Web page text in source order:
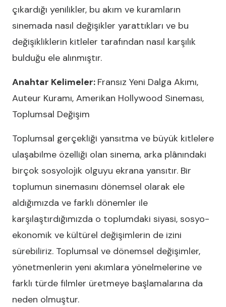
çıkardığı yenilikler, bu akım ve kuramların
sinemada nasıl değişikler yarattıkları ve bu
değişikliklerin kitleler tarafından nasıl karşılık
bulduğu ele alınmıştır.
Anahtar Kelimeler: Fransız Yeni Dalga Akımı,
Auteur Kuramı, Amerikan Hollywood Sineması,
Toplumsal Değişim
Toplumsal gerçekliği yansıtma ve büyük kitlelere
ulaşabilme özelliği olan sinema, arka plânındaki
birçok sosyolojik olguyu ekrana yansıtır. Bir
toplumun sinemasını dönemsel olarak ele
aldığımızda ve farklı dönemler ile
karşılaştırdığımızda o toplumdaki siyasi, sosyo-
ekonomik ve kültürel değişimlerin de izini
sürebiliriz. Toplumsal ve dönemsel değişimler,
yönetmenlerin yeni akımlara yönelmelerine ve
farklı türde filmler üretmeye başlamalarına da
neden olmuştur.